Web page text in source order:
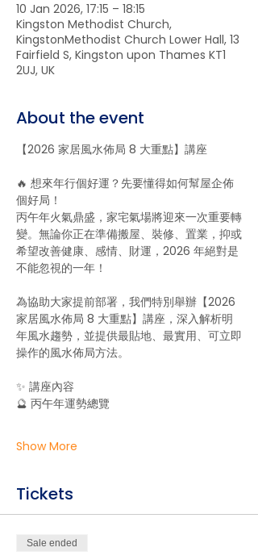
10 Jan 2026, 17:15 – 18:15
Kingston Methodist Church,
KingstonMethodist Church Lower Hall, 13
Fairfield S, Kingston upon Thames KT1
2UJ, UK
About the event
【2026 家居風水佈局 8 大重點】講座
🔥 想來年行個好運？先要懂得如何幫屋企佈
個好局！
丙午年火氣鼎盛，家宅氣場將迎來一次重要轉
變。無論你正在準備搬屋、裝修、置業，抑或
希望改善健康、感情、財運，2026 年絕對是
不能忽視的一年！
為協助大家提前部署，我們特別舉辦【2026
家居風水佈局 8 大重點】講座，深入解析明
年風水趨勢，並提供最貼地、最實用、可立即
操作的風水佈局方法。
✨ 講座內容
🔮 丙午年運勢總覽
Show More
Tickets
Sale ended